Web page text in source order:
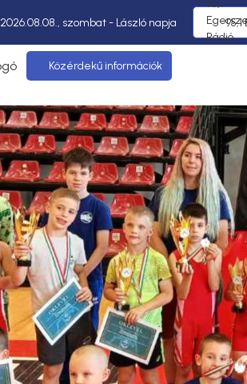
2026.08.08., szombat - László napja
Közérdekű információk